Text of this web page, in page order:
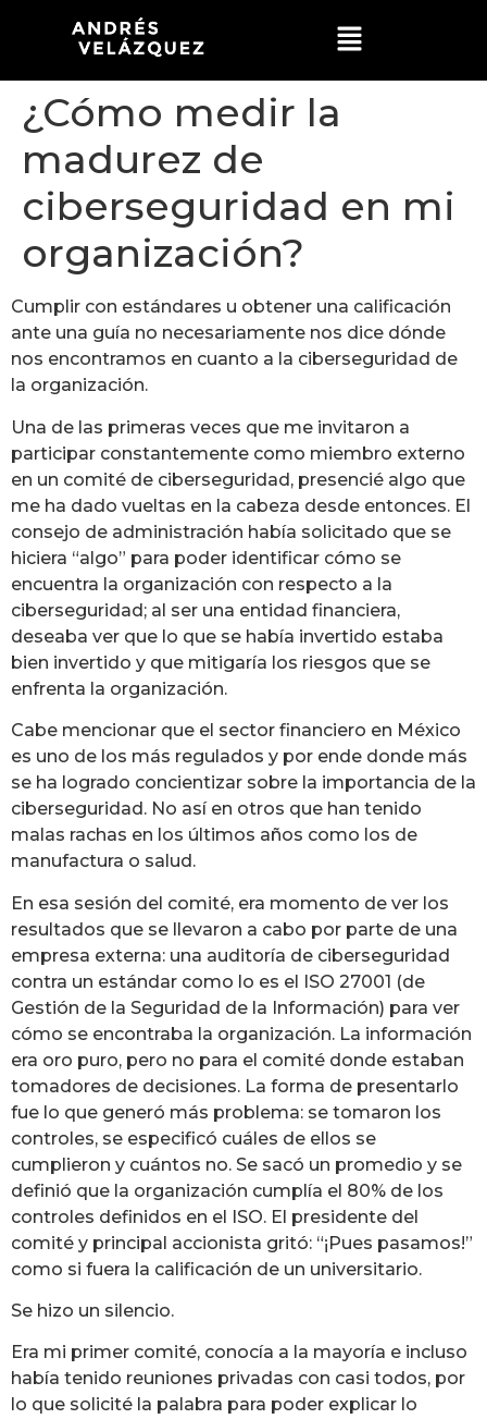
¿Cómo medir la
madurez de
ciberseguridad en mi
organización?
Cumplir con estándares u obtener una calificación
ante una guía no necesariamente nos dice dónde
nos encontramos en cuanto a la ciberseguridad de
la organización.
Una de las primeras veces que me invitaron a
participar constantemente como miembro externo
en un comité de ciberseguridad, presencié algo que
me ha dado vueltas en la cabeza desde entonces. El
consejo de administración había solicitado que se
hiciera “algo” para poder identificar cómo se
encuentra la organización con respecto a la
ciberseguridad; al ser una entidad financiera,
deseaba ver que lo que se había invertido estaba
bien invertido y que mitigaría los riesgos que se
enfrenta la organización.
Cabe mencionar que el sector financiero en México
es uno de los más regulados y por ende donde más
se ha logrado concientizar sobre la importancia de la
ciberseguridad. No así en otros que han tenido
malas rachas en los últimos años como los de
manufactura o salud.
En esa sesión del comité, era momento de ver los
resultados que se llevaron a cabo por parte de una
empresa externa: una auditoría de ciberseguridad
contra un estándar como lo es el ISO 27001 (de
Gestión de la Seguridad de la Información) para ver
cómo se encontraba la organización. La información
era oro puro, pero no para el comité donde estaban
tomadores de decisiones. La forma de presentarlo
fue lo que generó más problema: se tomaron los
controles, se especificó cuáles de ellos se
cumplieron y cuántos no. Se sacó un promedio y se
definió que la organización cumplía el 80% de los
controles definidos en el ISO. El presidente del
comité y principal accionista gritó: “¡Pues pasamos!”
como si fuera la calificación de un universitario.
Se hizo un silencio.
Era mi primer comité, conocía a la mayoría e incluso
había tenido reuniones privadas con casi todos, por
lo que solicité la palabra para poder explicar lo